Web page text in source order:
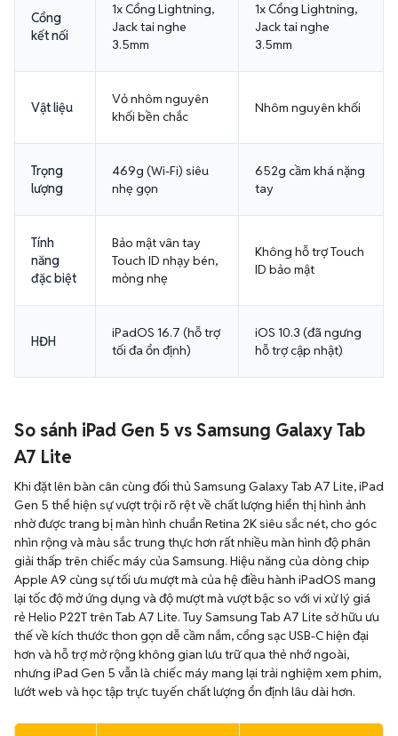
Cổng
kết nối
1x Cổng Lightning,
Jack tai nghe
3.5mm
1x Cổng Lightning,
Jack tai nghe
3.5mm
Vật liệu
Vỏ nhôm nguyên
khối bền chắc
Nhôm nguyên khối
Trọng
lượng
469g (Wi-Fi) siêu
nhẹ gọn
652g cầm khá nặng
tay
Tính
năng
đặc biệt
Bảo mật vân tay
Touch ID nhạy bén,
mỏng nhẹ
Không hỗ trợ Touch
ID bảo mật
HĐH
iPadOS 16.7 (hỗ trợ
tối đa ổn định)
iOS 10.3 (đã ngưng
hỗ trợ cập nhật)
So sánh iPad Gen 5 vs Samsung Galaxy Tab
A7 Lite
Khi đặt lên bàn cân cùng đối thủ Samsung Galaxy Tab A7 Lite, iPad
Gen 5 thể hiện sự vượt trội rõ rệt về chất lượng hiển thị hình ảnh
nhờ được trang bị màn hình chuẩn Retina 2K siêu sắc nét, cho góc
nhìn rộng và màu sắc trung thực hơn rất nhiều màn hình độ phân
giải thấp trên chiếc máy của Samsung. Hiệu năng của dòng chip
Apple A9 cùng sự tối ưu mượt mà của hệ điều hành iPadOS mang
lại tốc độ mở ứng dụng và độ mượt mà vượt bậc so với vi xử lý giá
rẻ Helio P22T trên Tab A7 Lite. Tuy Samsung Tab A7 Lite sở hữu ưu
thế về kích thước thon gọn dễ cầm nắm, cổng sạc USB-C hiện đại
hơn và hỗ trợ mở rộng không gian lưu trữ qua thẻ nhớ ngoài,
nhưng iPad Gen 5 vẫn là chiếc máy mang lại trải nghiệm xem phim,
lướt web và học tập trực tuyến chất lượng ổn định lâu dài hơn.